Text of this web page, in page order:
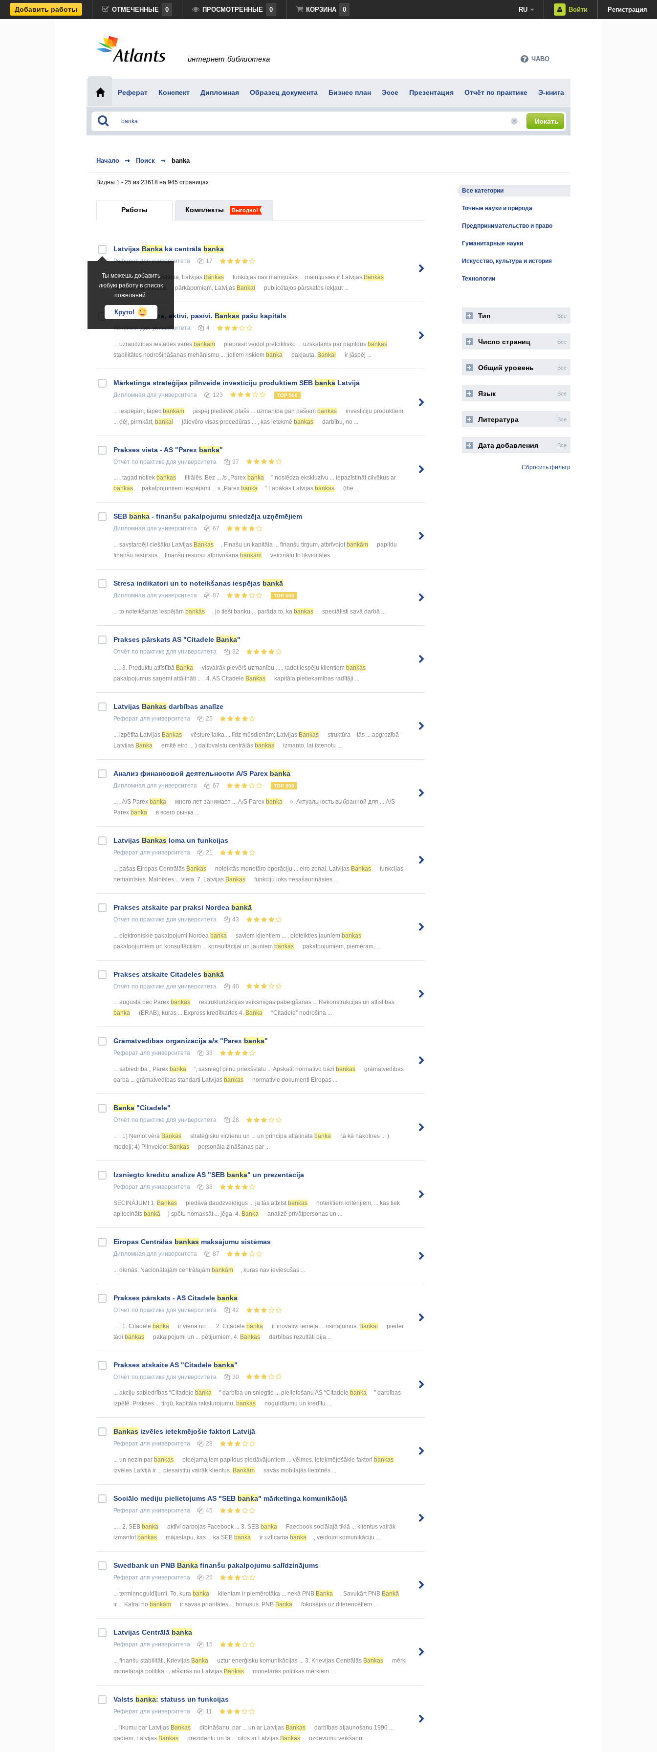
Добавить работы ОТМЕЧЕННЫЕ 0 ПРОСМОТРЕННЫЕ 0 КОРЗИНА 0 RU Войти Регистрация
интернет библиотека ЧАВО
Реферат Конспект Дипломная Образец документа Бизнес план Эссе Презентация Отчёт по практике Э-книга
Искать
Начало Поиск banka
Видны 1 - 25 из 23618 на 945 страницах
Работы Комплекты Выгодно!
Ты можешь добавить
любую работу в список
пожеланий.
Круто!
Latvijas Banka kā centrālā banka
Рефератдля университета 17
... Iestājoties Eirosistēmā, Latvijas Bankas funkcijas nav mainījušās ... mainījusies ir Latvijas Bankas
maksājumu sistēma. ... pārkāpumiem, Latvijas Bankai publicētajos pārskatos iekļaut ...
Bankasbilance, aktīvi, pasīvi. Bankas pašu kapitāls
Конспектдля университета 4
... uzraudzības iestādes varēs bankām pieprasīt veidot pretciklisko ... uzskatāms par papildus bankas
stabilitātes nodrošināšanas mehānismu ... lieliem riskiem banka pakļauta. Bankai ir jāspēj ...
Mārketinga stratēģijas pilnveide investīciju produktiem SEB bankā Latvijā
Дипломная для университета 123 TOP 500
... iespējām, tāpēc bankām jāspēj piedāvāt plašs ... uzmanība gan pašiem bankas
investīciju produktiem,
... dēļ, pirmkārt, bankai jāievēro visas procedūras ... , kas ietekmē bankas darbību, no ...
Prakses vieta - AS "Parex banka"
Отчёт по практике для университета 97
... , tagad notiek bankas filiālēs. Bez ... /s „Parex banka
” noslēdza ekskluzīvu ... iepazīstināt cilvēkus ar
bankas
pakalpojumiem iespējami ... s „Parex banka ” Labākās Latvijas bankas (the ...
SEB banka - finanšu pakalpojumu sniedzēja uzņēmējiem
Дипломная для университета 67
... savstarpēji ciešāku Latvijas Bankas , Finašu un kapitāla ... finanšu tirgum, atbrīvojot bankām
papildu
finanšu resursus ... finanšu resursu atbrīvošana bankām veicinātu to likviditātes ...
Stresa indikatori un to noteikšanas iespējas bankā
Дипломная для университета 87 TOP 500
... to noteikšanas iespējām bankās , jo tieši banku ... parāda to, ka bankas speciālisti savā darbā ...
Prakses pārskats AS "Citadele Banka"
Отчёт по практике для университета 32
... . 3. Produktu attīstībā Banka visvairāk pievērš uzmanību ... , radot iespēju klientiem bankas
pakalpojumus saņemt attālināti ... . 4. AS Citadele Bankas kapitāla pietiekamības radītāji ...
Latvijas Bankas darbības analīze
Реферат для университета 25
... izpētīta Latvijas Bankas vēsture laika ... līdz mūsdienām; Latvijas Bankas
struktūra – tās ... apgrozībā -
Latvijas Banka emitē eiro ... ) dalībvalstu centrālās bankas izmanto, lai īstenotu ...
Анализ финансовой деятельности A/S Parex banka
Дипломная для университета 67 TOP 500
... . A/S Parex banka много лет занимает ... A/S Parex banka
». Актуальность выбранной для ... A/S
Parex banka в всего рынка ...
Latvijas Bankas loma un funkcijas
Реферат для университета 21
... pašas Eiropas Centrālās Bankas noteiktās monetāro operāciju ... eiro zonai, Latvijas Bankas
funkcijas
nemainīsies. Mainīsies ... vieta. 7. Latvijas Bankas funkciju loks nesašaurināsies ...
Prakses atskaite par praksi Nordea bankā
Отчёт по практике для университета 43
... elektroniskie pakalpojumi Nordea banka saviem klientiem ... , pieteikties jauniem bankas
pakalpojumiem un konsultācijām ... konsultācijai un jauniem bankas pakalpojumiem, piemēram, ...
Prakses atskaite Citadeles bankā
Отчёт по практике для университета 40
... augustā pēc Parex bankas
restrukturizācijas veiksmīgas pabeigšanas ... Rekonstrukcijas un attīstības
banka
(ERAB), kuras ... Express kredītkartes 4. Banka “Citadele” nodrošina ...
Grāmatvedības organizācija a/s "Parex banka"
Реферат для университета 33
... sabiedrība „ Parex banka ”, sasniegt pilnu priekšstatu ... Apskatīt normatīvo bāzi bankas
grāmatvedības
darba ... grāmatvedības standarti Latvijas bankas normatīvie dokumenti Eiropas ...
Banka "Citadele"
Отчёт по практике для университета 28
... : 1) Ņemot vērā Bankas stratēģisku virzienu un ... un principa attālināta banka
, tā kā nākotnes ... )
modeļi; 4) Pilnveidot Bankas personāla zināšanas par ...
Izsniegto kredītu analīze AS "SEB banka" un prezentācija
Реферат для университета 38
SECINĀJUMI 1. Bankas piedāvā daudzveidīgus ... ja tās atbilst bankas
noteiktiem kritērijiem, ... kas tiek
apliecināts bankā ) spētu nomaksāt ... jēga. 4. Banka analizē privātpersonas un ...
Eiropas Centrālās bankas maksājumu sistēmas
Дипломная для университета 87
... dienās. Nacionālajām centrālajām bankām , kuras nav ieviesušas ...
Prakses pārskats - AS Citadele banka
Отчёт по практике для университета 42
... : 1. Citadele banka ir viena no ... . 2. Citadele banka ir inovatīvi tēmēta ... risinājumus. Bankai
pieder
tādi bankas pakalpojumi un ... pētījumiem. 4. Bankas darbības rezultāti bija ...
Prakses atskaite AS "Citadele banka"
Отчёт по практике для университета 30
... akciju sabiedrības “Citadele banka ” darbība un sniegtie ... pielietošanu AS “Citadele banka
” darbības
izpētē. Prakses ... tirgū, kapitāla raksturojumu, bankas noguldījumu un kredītu ...
Bankas izvēles ietekmējošie faktori Latvijā
Реферат для университета 28
... un nezin par bankas pieejamajiem papildus piedāvājumiem ... vēlmes. Ietekmējošākie faktori bankas
izvēles Latvijā ir ... piesaistītu vairāk klientus. Bankām savās mobilajās lietotnēs ...
Sociālo mediju pielietojums AS "SEB banka" mārketinga komunikācijā
Реферат для университета 45
... . 2. SEB banka aktīvi darbojas Facebook ... 3. SEB banka
Faecbook sociālajā tīklā ... klientus vairāk
izmantot bankas mājaslapu, kas ... ka SEB banka ir uzticama banka , veidojot komunikāciju ...
Swedbank un PNB Banka finanšu pakalpojumu salīdzinājums
Реферат для университета 25
... termiņnoguldījumi. To, kura banka klientam ir piemērotāka ... nekā PNB Banka . Savukārt PNB Bankā
ir ... Katrai no bankām ir savas prioritātes ... bonusus. PNB Banka fokusējas uz diferencētiem ...
Latvijas Centrālā banka
Реферат для университета 15
... finanšu stabilitāti. Krievijas Banka uztur enerģisku komunikācijas ... 3. Krievijas Centrālās Bankas
mērķi
monetārajā politikā ... atšķirās no Latvijas Bankas monetārās politikas mērķiem ...
Valsts banka: statuss un funkcijas
Реферат для университета 11
... likumu par Latvijas Bankas dibināšanu, par ... un ar Latvijas Bankas
darbības atjaunošanu 1990 ...
gadiem, Latvijas Bankas prezidentu un tā ... citos ar Latvijas Bankas uzdevumu veikšanu ...
Все категории
Точные науки и природа
Предпринимательство и право
Гуманитарные науки
Искусство, культура и история
Технологии
Тип Все
Число страниц Все
Общий уровень Все
Язык Все
Литература Все
Дата добавления Все
Сбросить фильтр